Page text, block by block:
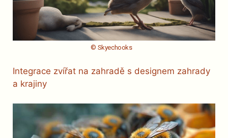
© Skyechooks
Integrace zvířat na zahradě s designem zahrady
a krajiny